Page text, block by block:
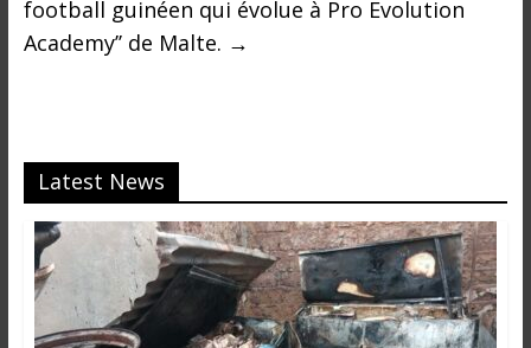
football guinéen qui évolue à Pro Evolution
Academy’’ de Malte. →
Latest News